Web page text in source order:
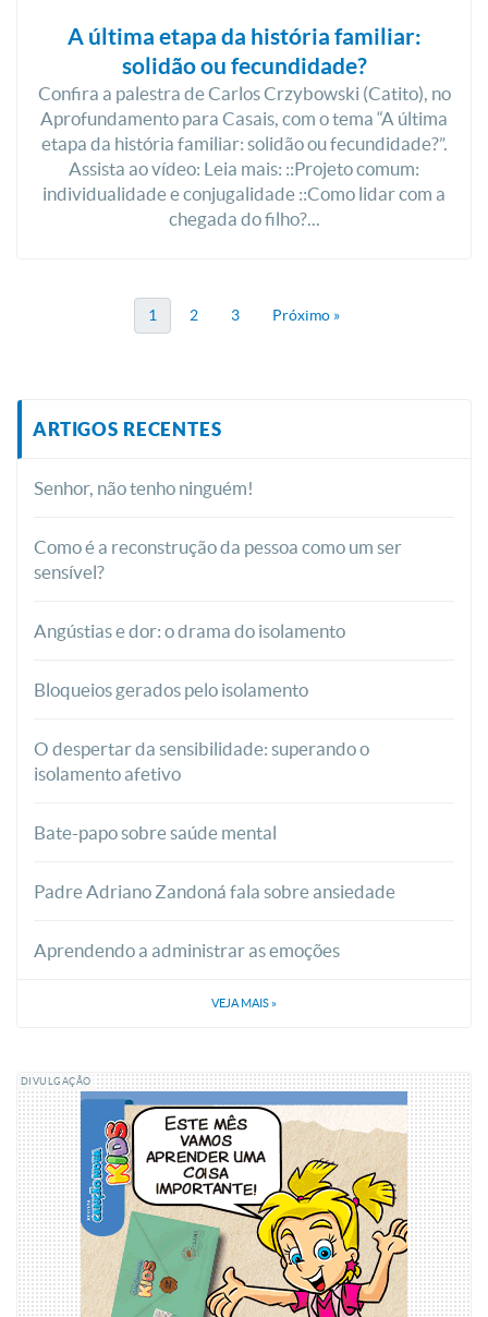
A última etapa da história familiar:
solidão ou fecundidade?
Confira a palestra de Carlos Crzybowski (Catito), no
Aprofundamento para Casais, com o tema “A última
etapa da história familiar: solidão ou fecundidade?”.
Assista ao vídeo: Leia mais: ::Projeto comum:
individualidade e conjugalidade ::Como lidar com a
chegada do filho?...
1 2 3 Próximo »
ARTIGOS RECENTES
Senhor, não tenho ninguém!
Como é a reconstrução da pessoa como um ser
sensível?
Angústias e dor: o drama do isolamento
Bloqueios gerados pelo isolamento
O despertar da sensibilidade: superando o
isolamento afetivo
Bate-papo sobre saúde mental
Padre Adriano Zandoná fala sobre ansiedade
Aprendendo a administrar as emoções
VEJA MAIS »
DIVULGAÇÃO